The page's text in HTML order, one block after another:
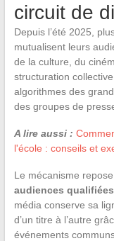
circuit de
Depuis l’été 2025,
mutualisent leurs
de la culture, du
structuration
algorithmes des
des groupes de
A lire aussi :
l'école : conseils et
Le mécanisme
audiences
média conserve sa
d’un titre à l’autre
événements